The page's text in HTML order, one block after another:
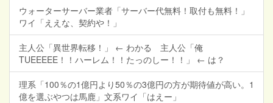
ウォーターサーバー業者「サーバー代無料！取付も無料！」
ワイ「ええな、契約や！」
主人公「異世界転移！」 ← わかる 主人公「俺
TUEEEEE！！ハーレム！！たっのしー！！」 ← は？
理系「100％の1億円より50％の3億円の方が期待値が高い。1
億を選ぶやつは馬鹿」文系ワイ「はえー」